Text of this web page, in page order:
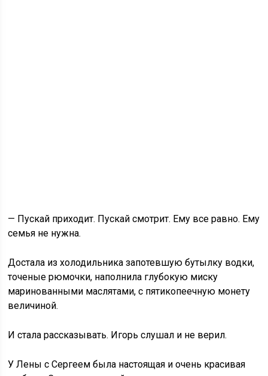
— Пускай приходит. Пускай смотрит. Ему все равно. Ему
семья не нужна.
Достала из холодильника запотевшую бутылку водки,
точеные рюмочки, наполнила глубокую миску
маринованными маслятами, с пятикопеечную монету
величиной.
И стала рассказывать. Игорь слушал и не верил.
У Лены с Сергеем была настоящая и очень красивая